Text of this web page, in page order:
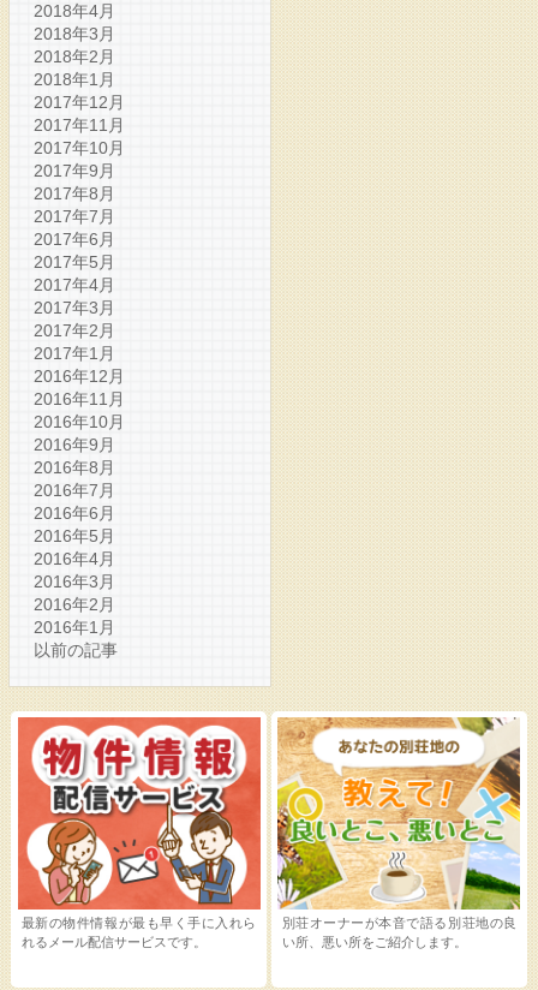
2018年4月
2018年3月
2018年2月
2018年1月
2017年12月
2017年11月
2017年10月
2017年9月
2017年8月
2017年7月
2017年6月
2017年5月
2017年4月
2017年3月
2017年2月
2017年1月
2016年12月
2016年11月
2016年10月
2016年9月
2016年8月
2016年7月
2016年6月
2016年5月
2016年4月
2016年3月
2016年2月
2016年1月
以前の記事
最新の物件情報が最も早く手に入れら
れるメール配信サービスです。
別荘オーナーが本音で語る別荘地の良
い所、悪い所をご紹介します。